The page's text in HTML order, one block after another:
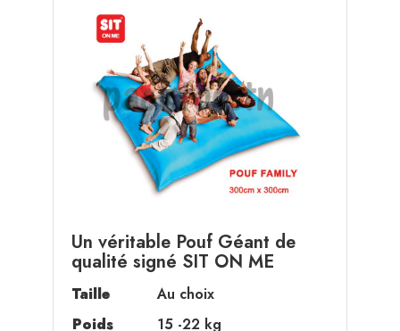
Un véritable Pouf Géant de
qualité signé SIT ON ME
Taille
Au choix
Poids
15 -22 kg